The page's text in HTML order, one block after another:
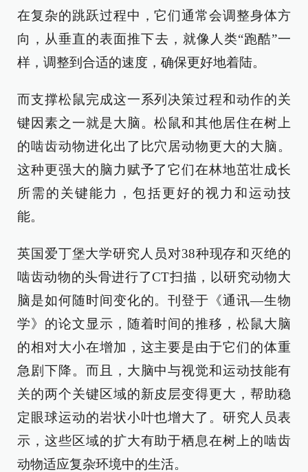
在复杂的跳跃过程中，它们通常会调整身体方
向，从垂直的表面推下去，就像人类“跑酷”一
样，调整到合适的速度，确保更好地着陆。
而支撑松鼠完成这一系列决策过程和动作的关
键因素之一就是大脑。松鼠和其他居住在树上
的啮齿动物进化出了比穴居动物更大的大脑。
这种更强大的脑力赋予了它们在林地茁壮成长
所需的关键能力，包括更好的视力和运动技
能。
英国爱丁堡大学研究人员对38种现存和灭绝的
啮齿动物的头骨进行了CT扫描，以研究动物大
脑是如何随时间变化的。刊登于《通讯—生物
学》的论文显示，随着时间的推移，松鼠大脑
的相对大小在增加，这主要是由于它们的体重
急剧下降。而且，大脑中与视觉和运动技能有
关的两个关键区域的新皮层变得更大，帮助稳
定眼球运动的岩状小叶也增大了。研究人员表
示，这些区域的扩大有助于栖息在树上的啮齿
动物适应复杂环境中的生活。